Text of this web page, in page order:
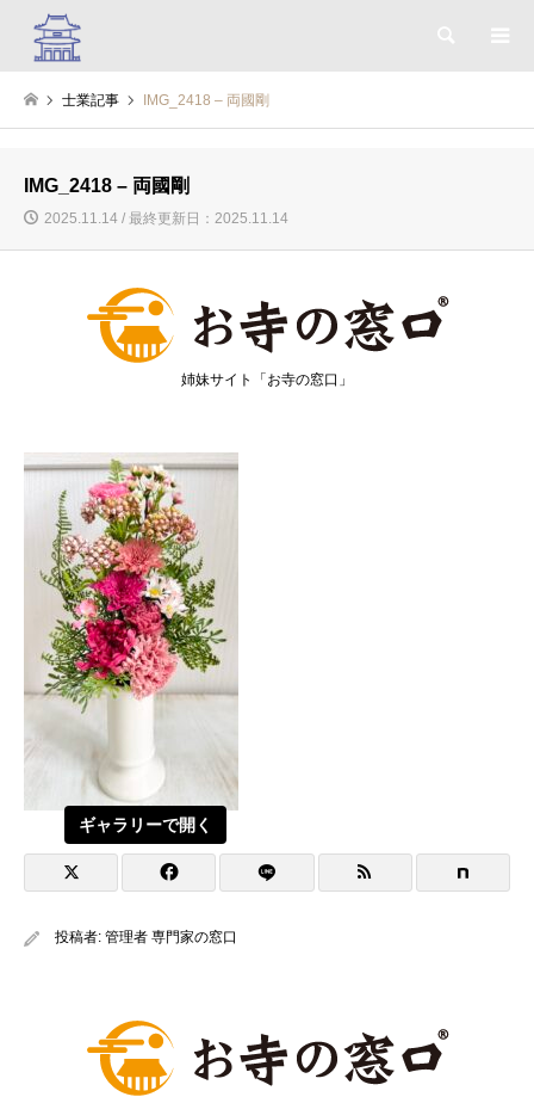
士業記事 IMG_2418 – 両國剛
IMG_2418 – 両國剛
2025.11.14 / 最終更新日：2025.11.14
姉妹サイト「お寺の窓口」
ギャラリーで開く
投稿者: 管理者 専門家の窓口